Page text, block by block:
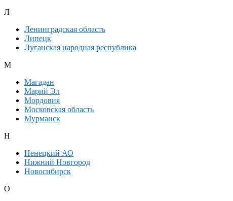
Л
Ленинградская область
Липецк
Луганская народная республика
М
Магадан
Марий Эл
Мордовия
Московская область
Мурманск
Н
Ненецкий АО
Нижний Новгород
Новосибирск
О